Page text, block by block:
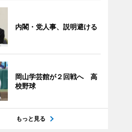
内閣・党人事、説明避ける
岡山学芸館が２回戦へ 高
校野球
もっと見る